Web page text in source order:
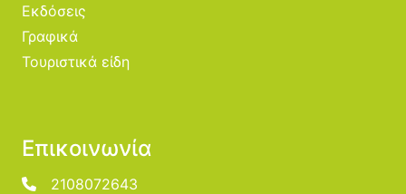
Εκδόσεις
Γραφικά
Τουριστικά είδη
Επικοινωνία
2108072643